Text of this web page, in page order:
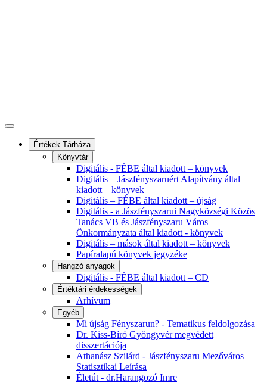
Értékek Tárháza
Könyvtár
Digitális - FÉBE által kiadott – könyvek
Digitális – Jászfényszaruért Alapítvány által
kiadott – könyvek
Digitális – FÉBE által kiadott – újság
Digitális - a Jászfényszarui Nagyközségi Közös
Tanács VB és Jászfényszaru Város
Önkormányzata által kiadott - könyvek
Digitális – mások által kiadott – könyvek
Papíralapú könyvek jegyzéke
Hangzó anyagok
Digitális - FÉBE által kiadott – CD
Értéktári érdekességek
Arhívum
Egyéb
Mi újság Fényszarun? - Tematikus feldolgozása
Dr. Kiss-Bíró Gyöngyvér megvédett
disszertációja
Athanász Szilárd - Jászfényszaru Mezőváros
Statisztikai Leírása
Életút - dr.Harangozó Imre